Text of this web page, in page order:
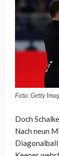
Foto: Getty
Doch
Nach neun
Diagonalball